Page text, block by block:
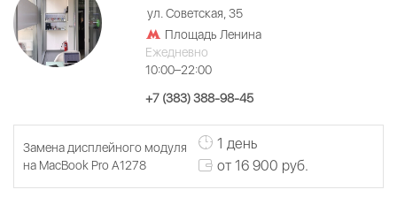
ул. Советская, 35
Площадь Ленина
Ежедневно
10:00–22:00
+7 (383) 388-98-45
Замена дисплейного модуля
на MacBook Pro A1278
1 день
от 16 900 руб.